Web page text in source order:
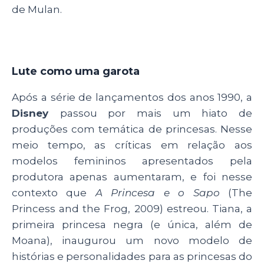
de Mulan.
Lute como uma garota
Após a série de lançamentos dos anos 1990, a
Disney passou por mais um hiato de
produções com temática de princesas. Nesse
meio tempo, as críticas em relação aos
modelos femininos apresentados pela
produtora apenas aumentaram, e foi nesse
contexto queA Princesa e o Sapo (The
Princess and the Frog, 2009) estreou. Tiana, a
primeira princesa negra (e única, além de
Moana), inaugurou um novo modelo de
histórias e personalidades para as princesas do